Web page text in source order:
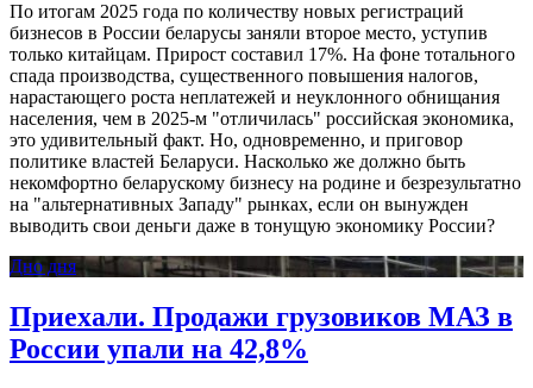
По итогам 2025 года по количеству новых регистраций
бизнесов в России беларусы заняли второе место, уступив
только китайцам. Прирост составил 17%. На фоне тотального
спада производства, существенного повышения налогов,
нарастающего роста неплатежей и неуклонного обнищания
населения, чем в 2025-м "отличилась" российская экономика,
это удивительный факт. Но, одновременно, и приговор
политике властей Беларуси. Насколько же должно быть
некомфортно беларускому бизнесу на родине и безрезультатно
на "альтернативных Западу" рынках, если он вынужден
выводить свои деньги даже в тонущую экономику России?
Дно дня
Приехали. Продажи грузовиков МАЗ в
России упали на 42,8%